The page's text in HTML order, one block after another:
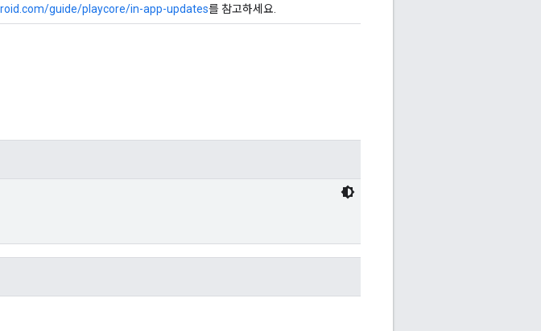
guide/playcore/in-app-updates를 참고하세요.